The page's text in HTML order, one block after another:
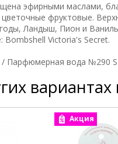
эфирными маслами,
фруктовые.
Ландыш, Пион и
Bombshell Victoria's Secret.
Парфюмерная вода №290
Акция